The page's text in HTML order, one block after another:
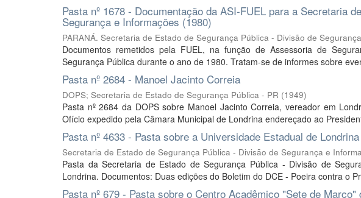
Pasta nº 1678 - Documentação da ASI-FUEL para a Secretaria
Segurança e Informações (1980)
PARANÁ. Secretaria de Estado de Segurança Pública - Divisão de
Documentos remetidos pela FUEL, na função de Assessoria de
Segurança Pública durante o ano de 1980. Tratam-se de informes sobre
Pasta nº 2684 - Manoel Jacinto Correia
DOPS; Secretaria de Estado de Segurança Pública - PR (1949)
Pasta nº 2684 da DOPS sobre Manoel Jacinto Correia, vereador em
Ofício expedido pela Câmara Municipal de Londrina endereçado ao
Pasta nº 4633 - Pasta sobre a Universidade Estadual de Londrina
Secretaria de Estado de Segurança Pública - Divisão de Segurança e
Pasta da Secretaria de Estado de Segurança Pública - Divisão de
Londrina. Documentos: Duas edições do Boletim do DCE - Poeira contra o
Pasta nº 679 - Pasta sobre o Centro Acadêmico "Sete de